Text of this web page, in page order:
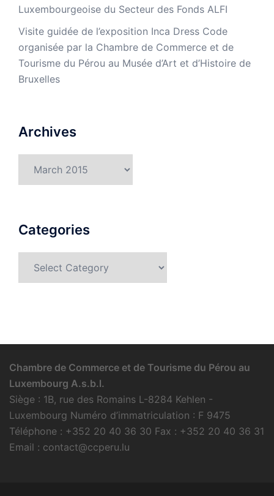
Luxembourgeoise du Secteur des Fonds ALFI
Visite guidée de l’exposition Inca Dress Code
organisée par la Chambre de Commerce et de
Tourisme du Pérou au Musée d’Art et d’Histoire de
Bruxelles
Archives
Categories
Chambre de Commerce et de Tourisme du Pérou au
Luxembourg A.s.b.l.
Siège : 1B, rue des Romains L-8284 Kehlen -
Luxembourg Numéro d’immatriculation : F 9475
Téléphone : +352 20 40 36 30 Fax : +352 20 40 36 31
Email : contact@ccperu.lu